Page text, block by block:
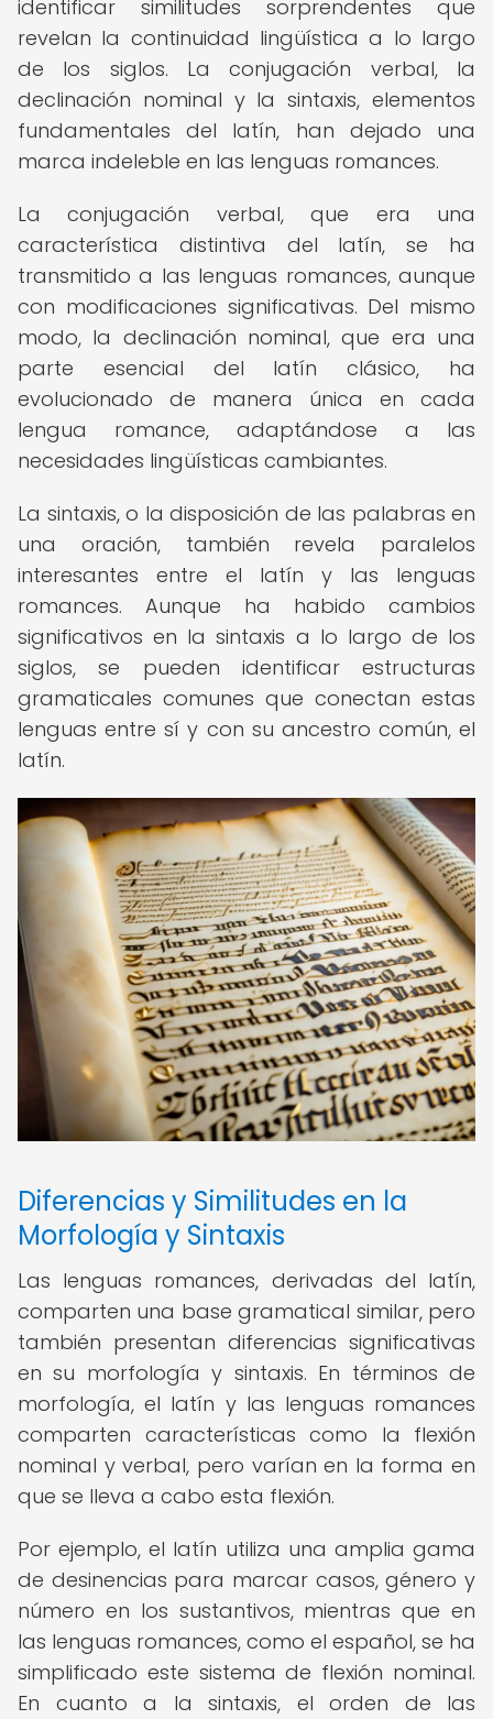
identificar similitudes sorprendentes que
revelan la continuidad lingüística a lo largo
de los siglos. La conjugación verbal, la
declinación nominal y la sintaxis, elementos
fundamentales del latín, han dejado una
marca indeleble en las lenguas romances.
La conjugación verbal, que era una
característica distintiva del latín, se ha
transmitido a las lenguas romances, aunque
con modificaciones significativas. Del mismo
modo, la declinación nominal, que era una
parte esencial del latín clásico, ha
evolucionado de manera única en cada
lengua romance, adaptándose a las
necesidades lingüísticas cambiantes.
La sintaxis, o la disposición de las palabras en
una oración, también revela paralelos
interesantes entre el latín y las lenguas
romances. Aunque ha habido cambios
significativos en la sintaxis a lo largo de los
siglos, se pueden identificar estructuras
gramaticales comunes que conectan estas
lenguas entre sí y con su ancestro común, el
latín.
Diferencias y Similitudes en la
Morfología y Sintaxis
Las lenguas romances, derivadas del latín,
comparten una base gramatical similar, pero
también presentan diferencias significativas
en su morfología y sintaxis. En términos de
morfología, el latín y las lenguas romances
comparten características como la flexión
nominal y verbal, pero varían en la forma en
que se lleva a cabo esta flexión.
Por ejemplo, el latín utiliza una amplia gama
de desinencias para marcar casos, género y
número en los sustantivos, mientras que en
las lenguas romances, como el español, se ha
simplificado este sistema de flexión nominal.
En cuanto a la sintaxis, el orden de las